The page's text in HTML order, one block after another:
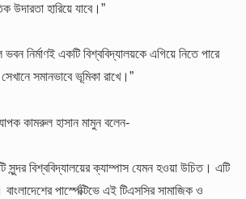
উদারতা হারিয়ে যাবে।”
নির্মাণই একটি বিশ্ববিদ্যালয়কে এগিয়ে নিতে পারে
সমানভাবে ভূমিকা রাখে।”
কামরুল হাসান মামুন বলেন-
বিশ্ববিদ্যালয়ের ক্যাম্পাস যেমন হওয়া উচিত। এটি
পার্স্পেক্টিভে এই টিএসসির সামাজিক ও